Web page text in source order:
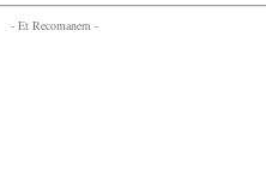
- Et Recomanem -